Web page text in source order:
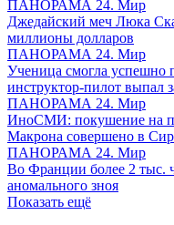
ПАНОРАМА 24. Мир
Джедайский меч Люка
миллионы долларов
ПАНОРАМА 24. Мир
Ученица смогла успешно
инструктор-пилот выпал
ПАНОРАМА 24. Мир
ИноСМИ: покушение на
Макрона совершено в
ПАНОРАМА 24. Мир
Во Франции более 2 тыс.
аномального зноя
Показать ещё